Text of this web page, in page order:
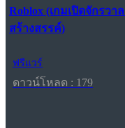
Roblox (เกมเปิดจักรว
สร้างสรรค์)
ฟรีแวร์
ดาวน์โหลด : 179